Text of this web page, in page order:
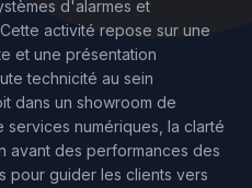
d'alarmes et
activité repose sur une
et une présentation
technicité au sein
dans un showroom de
numériques, la clarté
avant des performances des
pour guider les clients vers